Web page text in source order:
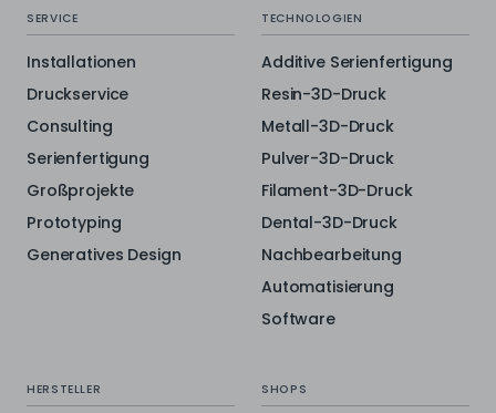
SERVICE
Installationen
Druckservice
Consulting
Serienfertigung
Großprojekte
Prototyping
Generatives Design
TECHNOLOGIEN
Additive Serienfertigung
Resin-3D-Druck
Metall-3D-Druck
Pulver-3D-Druck
Filament-3D-Druck
Dental-3D-Druck
Nachbearbeitung
Automatisierung
Software
HERSTELLER SHOPS